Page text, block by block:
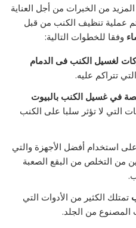
من الخبرات من أجل العناية
عملية تنظيف الكنب من قبل
وفقا للخطوات التالية:
لغسيل الكنب فى الدمام
تتراكم عليه.
في غسيل الكنب بالبيوت
التي لا تؤثر سلبا على الكنب
على استخدام أفضل الأجهزة والتي
من التخلص من البقع الصعبة
تمتلك الكثير من الأدوات التي
المصنوع من الجلد.